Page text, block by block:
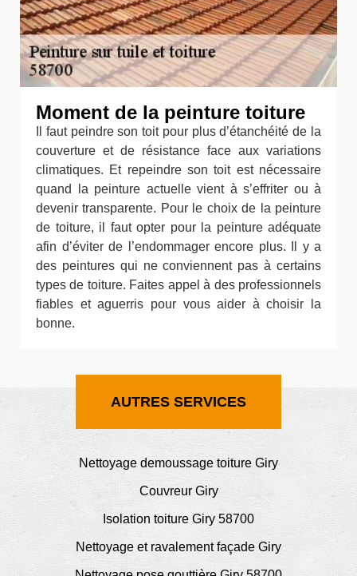
Moment de la peinture toiture
Il faut peindre son toit pour plus d’étanchéité de la
couverture et de résistance face aux variations
climatiques. Et repeindre son toit est nécessaire
quand la peinture actuelle vient à s’effriter ou à
devenir transparente. Pour le choix de la peinture
de toiture, il faut opter pour la peinture adéquate
afin d’éviter de l’endommager encore plus. Il y a
des peintures qui ne conviennent pas à certains
types de toiture. Faites appel à des professionnels
fiables et aguerris pour vous aider à choisir la
bonne.
AUTRES SERVICES
Nettoyage demoussage toiture Giry
Couvreur Giry
Isolation toiture Giry 58700
Nettoyage et ravalement façade Giry